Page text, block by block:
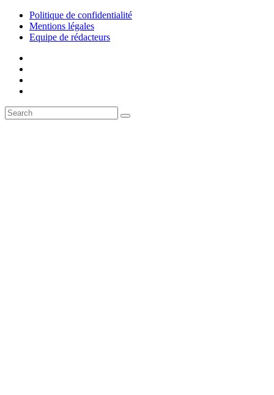
Politique de confidentialité
Mentions légales
Equipe de rédacteurs